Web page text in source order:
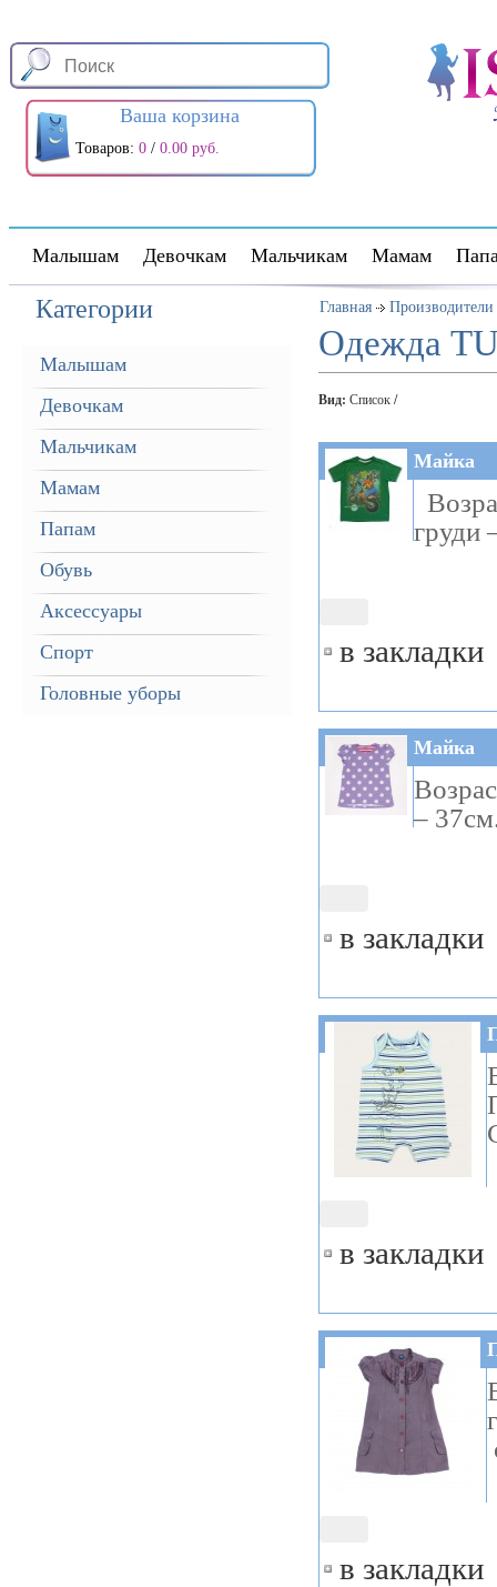
Ваша корзина
Товаров: 0 / 0.00 руб.
Малышам Девочкам Мальчикам Мамам
Категории
Малышам
Девочкам
Мальчикам
Мамам
Папам
Обувь
Аксессуары
Спорт
Головные уборы
Главная Производители
Одежда
Вид: Список /
Майка
груди
в закладки
Майка
–
в закладки
в закладки
в закладки